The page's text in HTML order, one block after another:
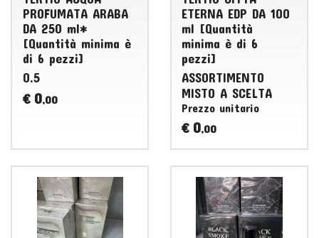
PROFUMATA ARABA
DA 250 ml*
[Quantità minima è
di 6 pezzi]
0.5
€ 0,00
ETERNA EDP DA 100
ml [Quantità
minima è di 6
pezzi]
ASSORTIMENTO
MISTO A SCELTA
Prezzo unitario
€ 0,00